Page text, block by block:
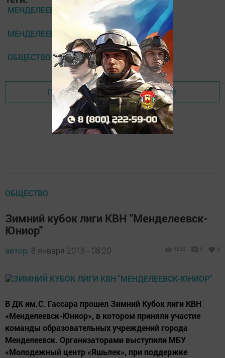
МЕНДЕЛЕЕВСКИЕ НОВОСТИ
МЕНДЕЛЕЕВСК
ОБЩЕСТВО
Перейти на страницу новости
ОБЩЕСТВО
Зимний кубок лиги КВН "Менделеевск-
Юниор"
автор, 8 января 2018 - 08:20 1533 0 0
В ДК им.С. Гассара прошел Зимний Кубок лиги КВН
«Менделеевск-Юниор», в котором приняли участие
команды образовательных учреждений города
Менделеевск. Организаторами выступили МБУ
«Молодежный центр «Яшьлек», при поддержке